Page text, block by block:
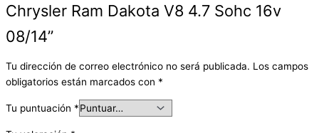
Chrysler Ram Dakota V8 4.7 Sohc 16v
08/14”
Tu dirección de correo electrónico no será publicada. Los campos
obligatorios están marcados con *
Tu puntuación *